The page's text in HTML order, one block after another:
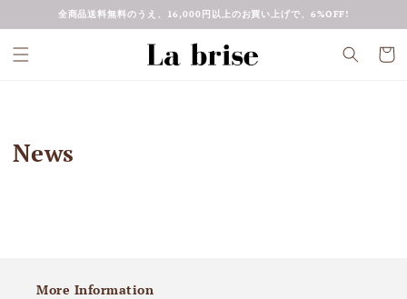
ンツに
進む
全商品送料無料のうえ、16,000円以上のお買い上げで、6%OFF!
カ
ー
News
More Information